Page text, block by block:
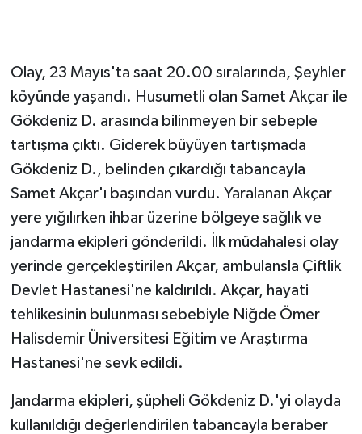
Olay, 23 Mayıs'ta saat 20.00 sıralarında, Şeyhler
köyünde yaşandı. Husumetli olan Samet Akçar ile
Gökdeniz D. arasında bilinmeyen bir sebeple
tartışma çıktı. Giderek büyüyen tartışmada
Gökdeniz D., belinden çıkardığı tabancayla
Samet Akçar'ı başından vurdu. Yaralanan Akçar
yere yığılırken ihbar üzerine bölgeye sağlık ve
jandarma ekipleri gönderildi. İlk müdahalesi olay
yerinde gerçekleştirilen Akçar, ambulansla Çiftlik
Devlet Hastanesi'ne kaldırıldı. Akçar, hayati
tehlikesinin bulunması sebebiyle Niğde Ömer
Halisdemir Üniversitesi Eğitim ve Araştırma
Hastanesi'ne sevk edildi.
Jandarma ekipleri, şüpheli Gökdeniz D.'yi olayda
kullanıldığı değerlendirilen tabancayla beraber